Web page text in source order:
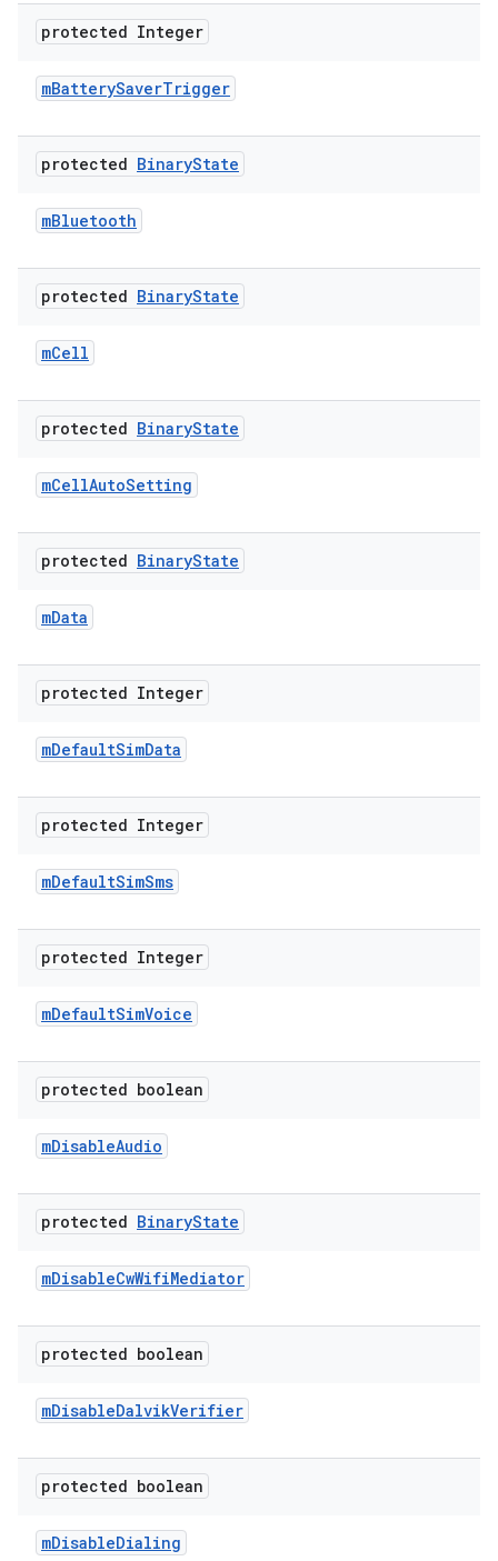
protected Integer
mBatterySaverTrigger
protected BinaryState
mBluetooth
protected BinaryState
mCell
protected BinaryState
mCellAutoSetting
protected BinaryState
mData
protected Integer
mDefaultSimData
protected Integer
mDefaultSimSms
protected Integer
mDefaultSimVoice
protected boolean
mDisableAudio
protected BinaryState
mDisableCwWifiMediator
protected boolean
mDisableDalvikVerifier
protected boolean
mDisableDialing